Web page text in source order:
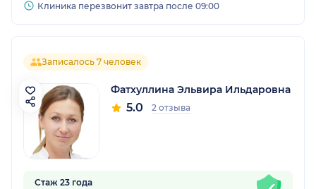
Клиника перезвонит завтра после 09:00
Записалось 7 человек
Фатхуллина Эльвира Ильдаровна
5.0 2 отзыва
Стаж 23 года